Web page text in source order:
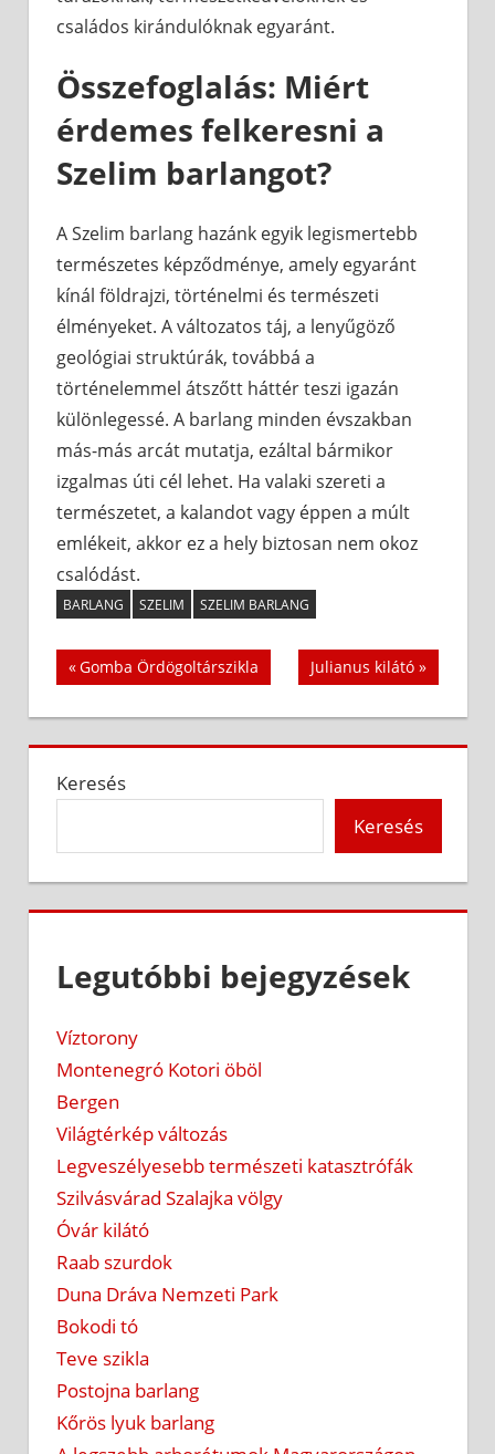
családos kirándulóknak egyaránt.
Összefoglalás: Miért
érdemes felkeresni a
Szelim barlangot?
A Szelim barlang hazánk egyik legismertebb
természetes képződménye, amely egyaránt
kínál földrajzi, történelmi és természeti
élményeket. A változatos táj, a lenyűgöző
geológiai struktúrák, továbbá a
történelemmel átszőtt háttér teszi igazán
különlegessé. A barlang minden évszakban
más-más arcát mutatja, ezáltal bármikor
izgalmas úti cél lehet. Ha valaki szereti a
természetet, a kalandot vagy éppen a múlt
emlékeit, akkor ez a hely biztosan nem okoz
csalódást.
BARLANG SZELIM SZELIM BARLANG
Bejegyzés
navigáció
Previous
Post:
Gomba Ördögoltárszikla
Next
Post:
Julianus kilátó
Keresés
Keresés
Legutóbbi bejegyzések
Víztorony
Montenegró Kotori öböl
Bergen
Világtérkép változás
Legveszélyesebb természeti katasztrófák
Szilvásvárad Szalajka völgy
Óvár kilátó
Raab szurdok
Duna Dráva Nemzeti Park
Bokodi tó
Teve szikla
Postojna barlang
Kőrös lyuk barlang